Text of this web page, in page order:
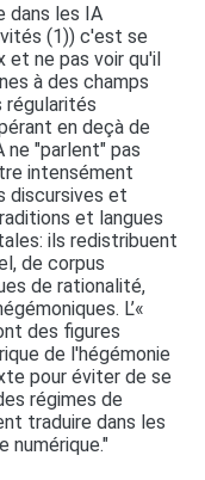
dans les IA
(1)) c'est se
et ne pas voir qu'il
à des champs
régularités
en deçà de
ne "parlent" pas
intensément
discursives et
et langues
ils redistribuent
de corpus
de rationalité,
L’«
des figures
de l'hégémonie
pour éviter de se
régimes de
traduire dans les
numérique."